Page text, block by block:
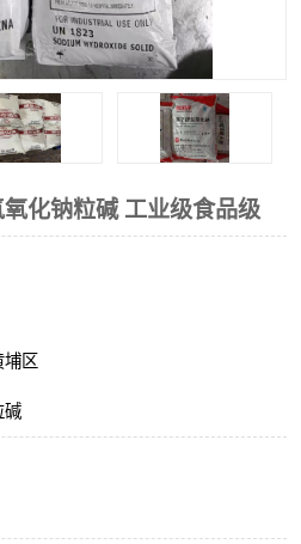
化钠粒碱 工业级食品级
埔区
碱
工业白糖
过硫酸铵
碳酸氢钠
磷酸二氢钠